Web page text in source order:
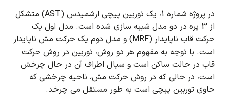
در پروژه شماره 1، یک توربین پیچی ارشمیدس (AST) متشکل
از 3 پره در دو مدل شبیه سازی شده است.
مدل اول یک
حرکت قاب ناپایدار (MRF) و مدل دوم یک حرکت مش ناپایدار
است. با توجه به مفهوم هر دو روش، توربین در روش حرکت
قاب در حالت ساکن است و سیال اطراف آن در حال چرخش
است، در حالی که در روش حرکت مش، ناحیه چرخشی که
حاوی توربین پیچی است به طور مستقل می چرخد.